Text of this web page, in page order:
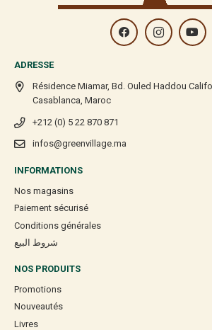
ADRESSE
Résidence Miamar, Bd. Ouled Haddou
Casablanca, Maroc
+212 (0) 5 22 870 871
infos@greenvillage.ma
INFORMATIONS
Nos magasins
Paiement sécurisé
Conditions générales
شروط البيع
NOS PRODUITS
Promotions
Nouveautés
Livres